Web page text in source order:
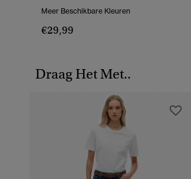
Meer Beschikbare Kleuren
€29,99
Draag Het Met..